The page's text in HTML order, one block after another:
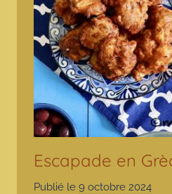
Escapade en
Publié le 9 octobre 2024